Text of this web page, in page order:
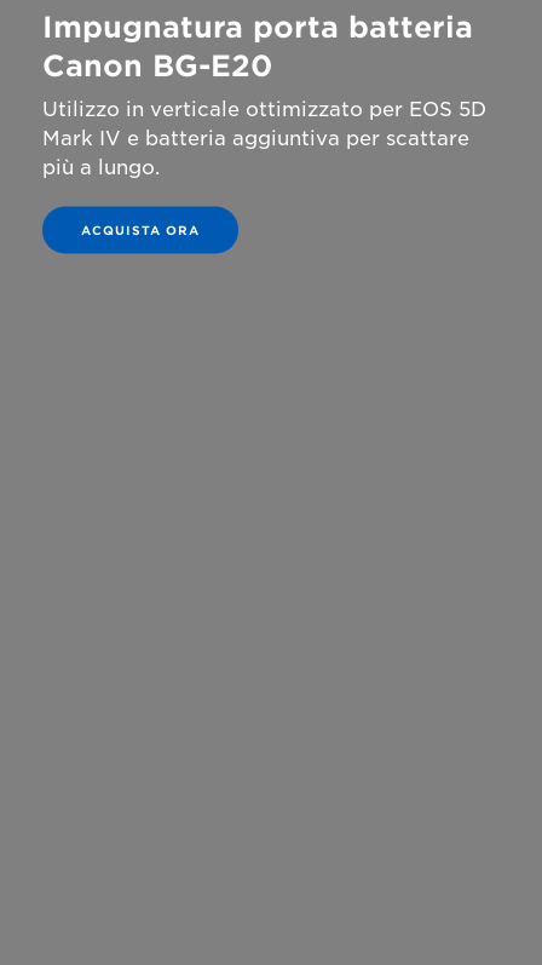
Impugnatura porta batteria
Canon BG-E20
Utilizzo in verticale ottimizzato per EOS 5D
Mark IV e batteria aggiuntiva per scattare
più a lungo.
ACQUISTA ORA